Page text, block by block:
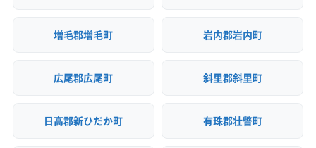
増毛郡増毛町 岩内郡岩内町
広尾郡広尾町 斜里郡斜里町
日高郡新ひだか町 有珠郡壮瞥町